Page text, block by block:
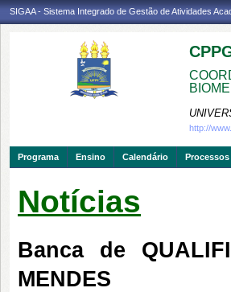
SIGAA - Sistema Integrado de Gestão de Atividades
http://
Programa Ensino Calendário
Notícias
Banca de
MENDES